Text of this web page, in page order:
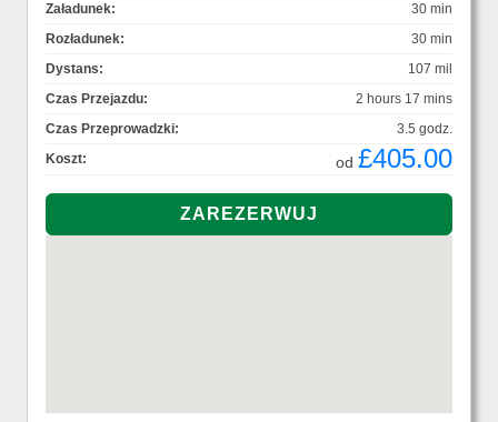
Załadunek:
30 min
Rozładunek:
30 min
Dystans:
107 mil
Czas Przejazdu:
2 hours 17 mins
Czas Przeprowadzki:
3.5 godz.
Koszt:
od £405.00